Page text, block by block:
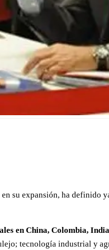
su expansión, ha definido
en China, Colombia,
tecnología industrial y